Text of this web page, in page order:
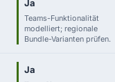
Ja
Teams-Funktionalität
modelliert; regionale
Bundle-Varianten prüfen.
Ja